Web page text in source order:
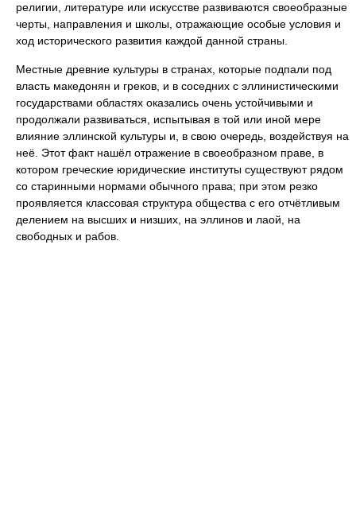
религии, литературе или искусстве развиваются своеобразные
черты, направления и школы, отражающие особые условия и
ход исторического развития каждой данной страны.
Местные древние культуры в странах, которые подпали под
власть македонян и греков, и в соседних с эллинистическими
государствами областях оказались очень устойчивыми и
продолжали развиваться, испытывая в той или иной мере
влияние эллинской культуры и, в свою очередь, воздействуя на
неё. Этот факт нашёл отражение в своеобразном праве, в
котором греческие юридические институты существуют рядом
со старинными нормами обычного права; при этом резко
проявляется классовая структура общества с его отчётливым
делением на высших и низших, на эллинов и лаой, на
свободных и рабов.